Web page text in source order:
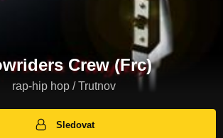
Crew (Frc)
rap-hip hop / Trutnov
Sledovat